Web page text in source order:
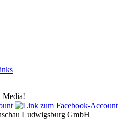
Media!
Ludwigsburg GmbH